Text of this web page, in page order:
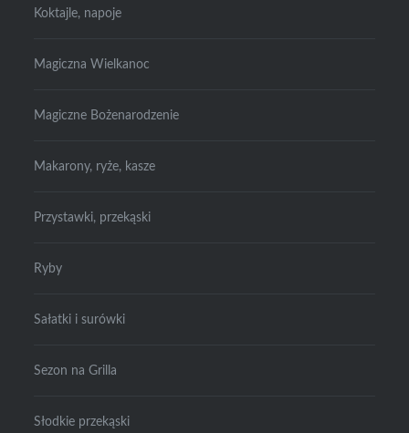
Koktajle, napoje
Magiczna Wielkanoc
Magiczne Bożenarodzenie
Makarony, ryże, kasze
Przystawki, przekąski
Ryby
Sałatki i surówki
Sezon na Grilla
Słodkie przekąski